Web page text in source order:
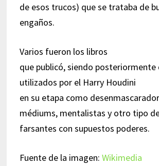
de esos trucos) que se trataba de
engaños.
Varios fueron los libros
que publicó, siendo posteriormente
utilizados por el Harry Houdini
en su etapa como
médiums, mentalistas y otro tipo
farsantes con supuestos poderes.
Fuente de la imagen: Wikimedia